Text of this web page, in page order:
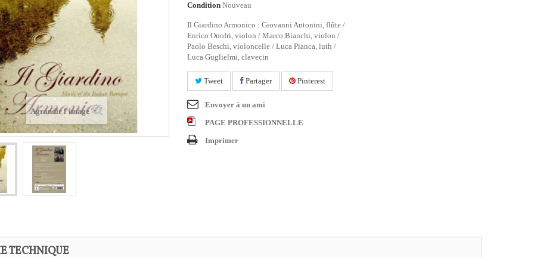
Agrandir l'image
Condition Nouveau
Il Giardino Armonico : Giovanni Antonini, flûte /
Enrico Onofri, violon / Marco Bianchi, violon /
Paolo Beschi, violoncelle / Luca Pianca, luth /
Luca Guglielmi, clavecin
Tweet Partager Pinterest
Envoyer à un ami
PAGE PROFESSIONNELLE
Imprimer
TECHNIQUE